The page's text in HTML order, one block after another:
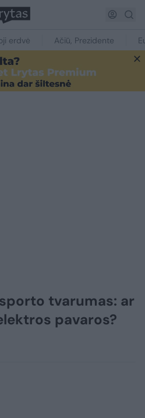
erdvė Ačiū, Prezidente
tvarumas: ar
pavaros?